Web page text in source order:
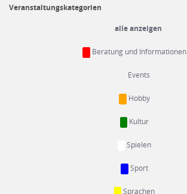
Veranstaltungskategorien
alle anzeigen
Beratung und Informationen
Events
Hobby
Kultur
Spielen
Sport
Sprachen